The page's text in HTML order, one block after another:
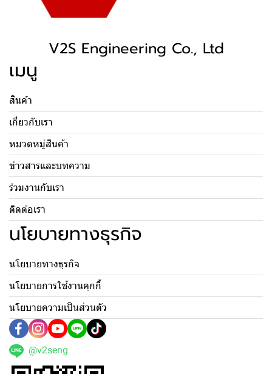
V2S Engineering Co., Ltd
เมนู
สินค้า
เกี่ยวกับเรา
หมวดหมู่สินค้า
ข่าวสารและบทความ
ร่วมงานกับเรา
ติดต่อเรา
นโยบายทางธุรกิจ
นโยบายทางธุรกิจ
นโยบายการใช้งานคุกกี้
นโยบายความเป็นส่วนตัว
@v2seng